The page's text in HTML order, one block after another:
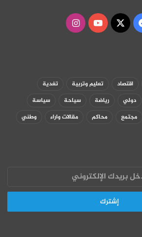
فيسبوك
‫X
‫YouTubeانستقرام
اقتصاد تعليم وتربية
تغدية
دولي رياضة سياحة
سياسة
مجتمع محاكم مقالات واراء وطني